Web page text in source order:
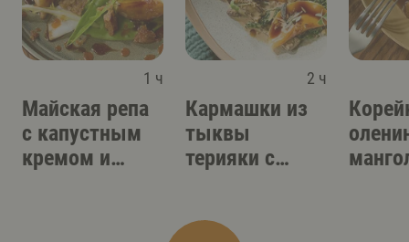
1 ч
Майская репа
с капустным
кремом и
2 ч
Кармашки из
тыквы
терияки с